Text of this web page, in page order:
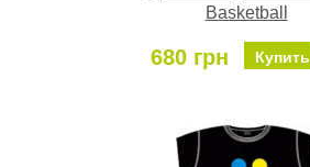
Basketball
680 грн Купить